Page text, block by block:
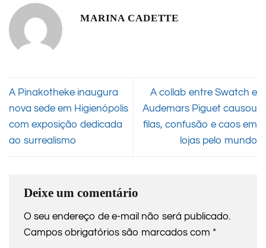
MARINA CADETTE
A Pinakotheke inaugura
nova sede em Higienópolis
com exposição dedicada
ao surrealismo
A collab entre Swatch e
Audemars Piguet causou
filas, confusão e caos em
lojas pelo mundo
Deixe um comentário
O seu endereço de e-mail não será publicado.
Campos obrigatórios são marcados com *